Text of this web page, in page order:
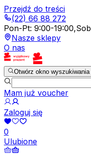
Przejdź do treści
(22) 66 88 272
Pon-Pt: 9:00-19:00,Sob
Nasze sklepy
O nas
Otwórz okno wyszukiwania
Mam już voucher
Zaloguj się
0
Ulubione